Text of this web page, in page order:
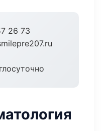
26 73